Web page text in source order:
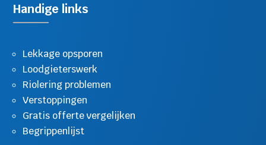
Handige links
Lekkage opsporen
Loodgieterswerk
Riolering problemen
Verstoppingen
Gratis offerte vergelijken
Begrippenlijst